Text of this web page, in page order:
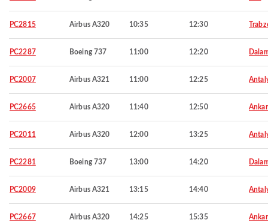
PC2815 Airbus A320 10:35 12:30
PC2287 Boeing 737 11:00 12:20
PC2007 Airbus A321 11:00 12:25
PC2665 Airbus A320 11:40 12:50
PC2011 Airbus A320 12:00 13:25
PC2281 Boeing 737 13:00 14:20
PC2009 Airbus A321 13:15 14:40
PC2667 Airbus A320 14:25 15:35